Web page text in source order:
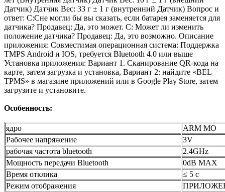
Датчик) Датчик Вес: 33 г ± 1 г (внутренний Датчик) Вопрос и
ответ: C:Cне могли бы вы сказать, если батарея заменяется для
датчика? Продавец: Да, это может. C: Может ли изменить
положение датчика? Продавец: Да, это возможно. Описание
приложения: Совместимая операционная система: Поддержка
TMPS Android и IOS, требуется Bluetooth 4.0 или выше
Установка приложения: Вариант 1. Сканирование QR-кода на
карте, затем загрузка и установка, Вариант 2: найдите «BEL
TPMS» в магазине приложений или в Google Play Store, затем
загрузите и установите.
Особенность:
ядро
ARM MO
Рабочее напряжение
3V
рабочая частота bluetooth
2.4GHz
Мощность передачи Bluetooth
0dB MAX
Время отклика
≤ 5 с
Режим отображения